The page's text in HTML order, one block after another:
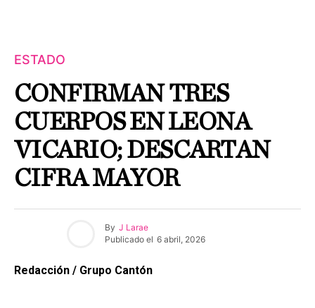
ESTADO
CONFIRMAN TRES
CUERPOS EN LEONA
VICARIO; DESCARTAN
CIFRA MAYOR
By J Larae
Publicado el 6 abril, 2026
Redacción / Grupo Cantón